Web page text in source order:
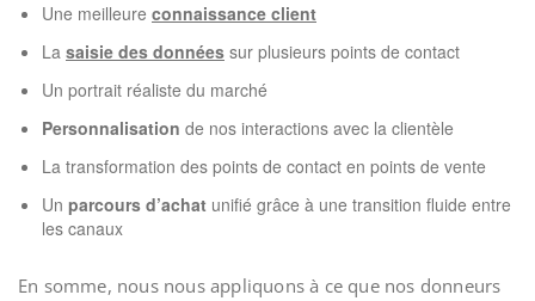
Une meilleure connaissance client
La saisie des données sur plusieurs points de contact
Un portrait réaliste du marché
Personnalisation de nos interactions avec la clientèle
La transformation des points de contact en points de vente
Un parcours d’achat unifié grâce à une transition fluide entre
les canaux
En somme, nous nous appliquons à ce que nos donneurs